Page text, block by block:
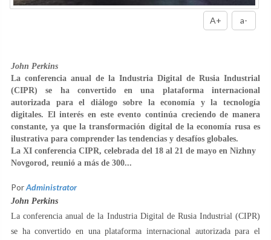
A+ a-
John Perkins
La conferencia anual de la Industria Digital de Rusia Industrial
(CIPR) se ha convertido en una plataforma internacional
autorizada para el diálogo sobre la economía y la tecnología
digitales. El interés en este evento continúa creciendo de manera
constante, ya que la transformación digital de la economía rusa es
ilustrativa para comprender las tendencias y desafíos globales.
La XI conferencia CIPR, celebrada del 18 al 21 de mayo en Nizhny
Novgorod, reunió a más de 300...
PorAdministrator
John Perkins
La conferencia anual de la Industria Digital de Rusia Industrial (CIPR)
se ha convertido en una plataforma internacional autorizada para el